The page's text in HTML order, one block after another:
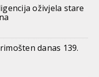
oživjela stare
danas 139.